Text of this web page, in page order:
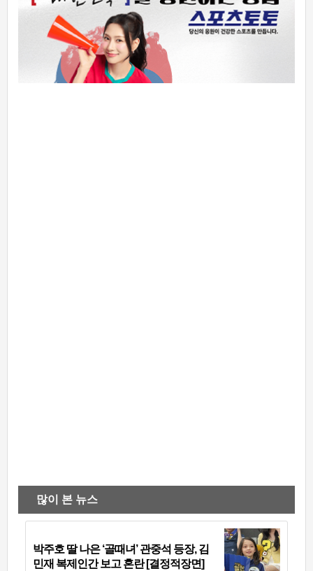
많이 본 뉴스
박주호 딸 나은 ‘골때녀’ 관중석 등장, 김
민재 복제인간 보고 혼란 [결정적장면]